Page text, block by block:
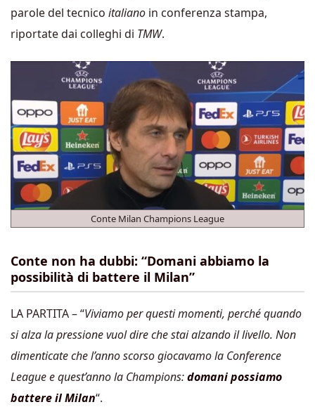
parole del tecnico italiano in conferenza stampa,
riportate dai colleghi di TMW.
Conte Milan Champions League
Conte non ha dubbi: “Domani abbiamo la
possibilità di battere il Milan”
LA PARTITA – “Viviamo per questi momenti, perché quando
si alza la pressione vuol dire che stai alzando il livello. Non
dimenticate che l’anno scorso giocavamo la Conference
League e quest’anno la Champions:domani possiamo
battere il Milan“.